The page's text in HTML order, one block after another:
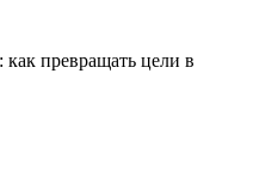
превращать цели в